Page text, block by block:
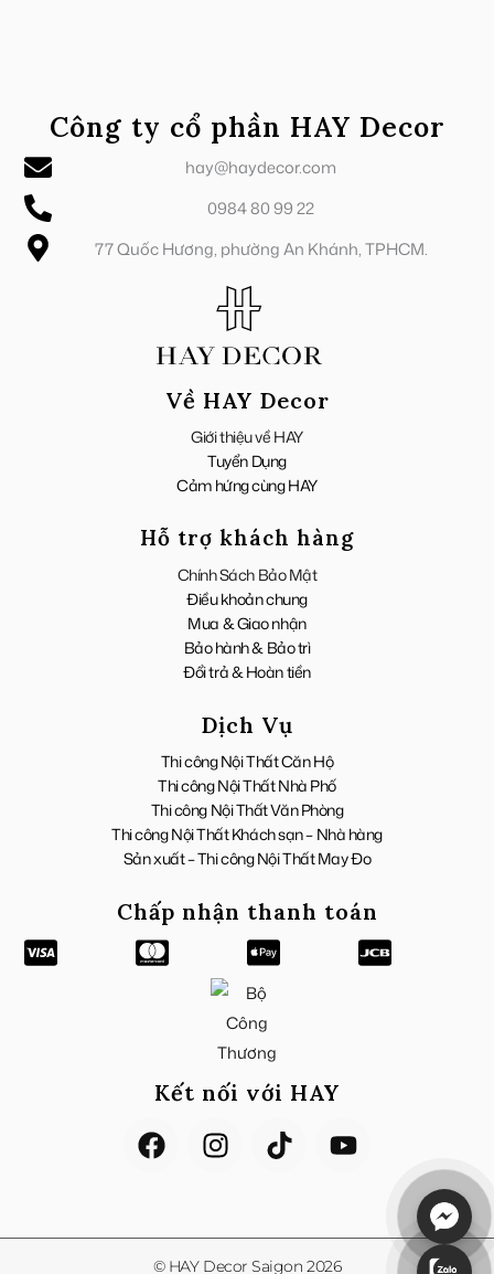
Công ty cổ phần HAY Decor
hay@haydecor.com
0984 80 99 22
77 Quốc Hương, phường An Khánh, TPHCM.
Về HAY Decor
Giới thiệu về HAY
Tuyển Dụng
Cảm hứng cùng HAY
Hỗ trợ khách hàng
Chính Sách Bảo Mật
Điều khoản chung
Mua & Giao nhận
Bảo hành & Bảo trì
Đổi trả & Hoàn tiền
Dịch Vụ
Thi công Nội Thất Căn Hộ
Thi công Nội Thất Nhà Phố
Thi công Nội Thất Văn Phòng
Thi công Nội Thất Khách sạn – Nhà hàng
Sản xuất – Thi công Nội Thất May Đo
Chấp nhận thanh toán
Kết nối với HAY
F
a
b
I
n
a
T
i
o
Y
o
u
© HAY Decor Saigon 2026